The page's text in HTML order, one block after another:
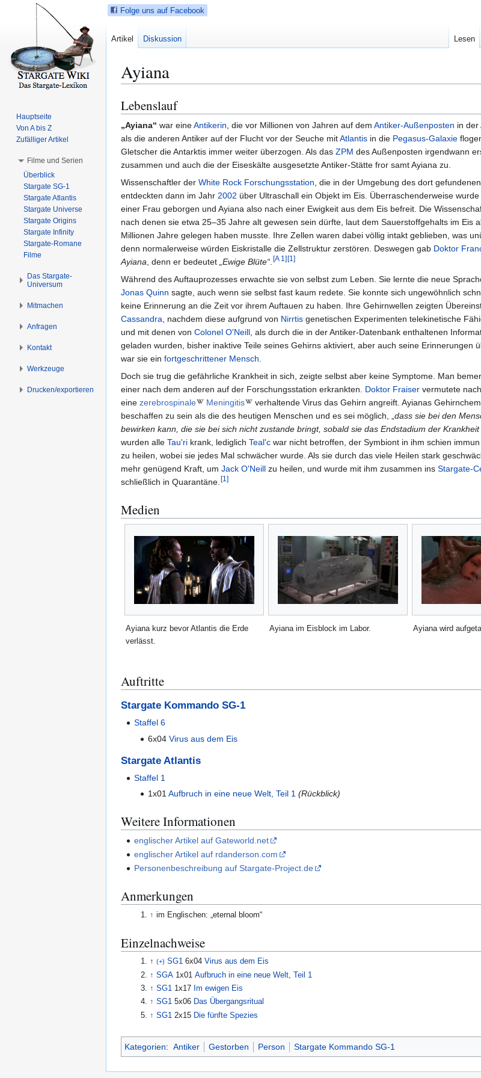
Ayiana
Z
u
r
N
a
v
i
g
a
t
i
o
n
s
p
r
i
Z
u
r
S
u
c
h
e
s
p
r
i
n
g
e
n
Lebenslauf
„Ayiana“ war eineAntikerin , die vor Millionen von Jahren auf dem Antiker-Außenposten in der
als die anderen Antiker auf der Flucht vor der Seuche mitAtlantis in die Pegasus-Galaxie
Gletscher die Antarktis immer weiter überzogen. Als das ZPM des Außenposten irgendwann
zusammen und auch die der Eiseskälte ausgesetzte Antiker-Stätte fror samt Ayiana zu.
Wissenschaftler der White Rock Forschungsstation , die in der Umgebung des dort gefundenen
entdeckten dann im Jahr 2002 über Ultraschall ein Objekt im Eis. Überraschenderweise
einer Frau geborgen und Ayiana also nach einer Ewigkeit aus dem Eis befreit. Die
nach denen sie etwa 25–35 Jahre alt gewesen sein dürfte, laut dem Sauerstoffgehalts im Eis
Millionen Jahre gelegen haben musste. Ihre Zellen waren dabei völlig intakt geblieben, was
denn normalerweise würden Eiskristalle die Zellstruktur zerstören. Deswegen gab Doktor
Ayiana , denn er bedeutet „Ewige Blüte“ [A 1 ] [1 ]
Während des Auftauprozesses erwachte sie von selbst zum Leben. Sie lernte die neue
Jonas Quinn sagte, auch wenn sie selbst fast kaum redete. Sie konnte sich ungewöhnlich
keine Erinnerung an die Zeit vor ihrem Auftauen zu haben. Ihre Gehirnwellen zeigten
Cassandra , nachdem diese aufgrund von Nirrtis genetischen Experimenten telekinetische
und mit denen von Colonel O'Neill , als durch die in der Antiker-Datenbank enthaltenen
geladen wurden, bisher inaktive Teile seines Gehirns aktiviert, aber auch seine Erinnerungen
war sie ein fortgeschrittener Mensch
Doch sie trug die gefährliche Krankheit in sich, zeigte selbst aber keine Symptome. Man
einer nach dem anderen auf der Forschungsstation erkrankten. Doktor Fraiser vermutete
eine zerebrospinale Meningitis
verhaltende Virus das Gehirn angreift. Ayianas
beschaffen zu sein als die des heutigen Menschen und es sei möglich, „ dass sie bei den
bewirken kann, die sie bei sich nicht zustande bringt, sobald sie das Endstadium der
wurden alle Tau'ri krank, lediglich Teal'c war nicht betroffen, der Symbiont in ihm schien
zu heilen, wobei sie jedes Mal schwächer wurde. Als sie durch das viele Heilen stark
mehr genügend Kraft, um Jack O'Neill zu heilen, und wurde mit ihm zusammen ins Stargate-
schließlich in Quarantäne. [1 ]
Medien
Ayiana kurz bevor Atlantis die Erde
verlässt.
Ayiana im Eisblock im Labor. Ayiana wird
Auftritte
Stargate Kommando SG-1
Staffel 6
6x04 Virus aus dem Eis
Stargate Atlantis
Staffel 1
1x01Aufbruch in eine neue Welt, Teil 1 (Rückblick)
Weitere Informationen
englischer Artikel auf Gateworld.net
englischer Artikel auf rdanderson.com
Personenbeschreibung auf Stargate-Project.de
Anmerkungen
↑ im Englischen: „eternal bloom“
Einzelnachweise
↑ (+) SG1 6x04 Virus aus dem Eis
↑ SGA 1x01 Aufbruch in eine neue Welt, Teil 1
↑ SG1 1x17 Im ewigen Eis
↑ SG1 5x06 Das Übergangsritual
↑ SG1 2x15 Die fünfte Spezies
Kategorien: Antiker Gestorben Person Stargate Kommando SG-1
Folge uns auf Facebook
Artikel Diskussion Lesen
Hauptseite
Von A bis Z
Zufälliger Artikel
Filme und Serien
Überblick
Stargate SG-1
Stargate Atlantis
Stargate Universe
Stargate Origins
Stargate Infinity
Stargate-Romane
Filme
Das Stargate-
Universum
Mitmachen
Anfragen
Kontakt
Werkzeuge
Drucken/­exportieren